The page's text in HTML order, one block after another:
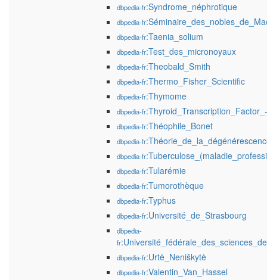
dbpedia-fr:Syndrome_néphrotique
dbpedia-fr
dbpedia-fr:Taenia_solium
dbpedia-fr:Test_des_micronoyaux
dbpedia-fr:Theobald_Smith
dbpedia-fr:Thermo_Fisher_Scientific
dbpedia-fr:Thymome
dbpedia-fr
dbpedia-fr:Théophile_Bonet
dbpedia-fr
dbpedia-fr
dbpedia-fr:Tularémie
dbpedia-fr:Tumorothèque
dbpedia-fr:Typhus
dbpedia-fr:Université_de_Strasbourg
dbpedia-
fr
dbpedia-fr:Urtė_Neniškytė
dbpedia-fr:Valentin_Van_Hassel